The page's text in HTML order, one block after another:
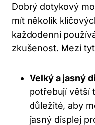
Dobrý dotykový
mít několik
každodenní
zkušenost. Mezi
Velký a jasný
potřebují větší
důležité, aby
jasný displej